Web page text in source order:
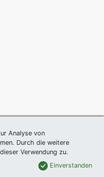
Analyse von
Durch die weitere
Verwendung zu.
Einverstanden